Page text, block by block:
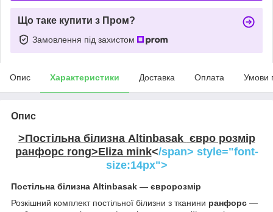
Що таке купити з Пром?
Замовлення під захистом
Опис Характеристики Доставка Оплата Умови
Опис
>Постільна білизна Altinbasak євро розмір
ранфорс rong>Eliza mink</span> style="font-
size:14px">
Постільна білизна Altinbasak — євророзмір
Розкішний комплект постільної білизни з тканини ранфорс —